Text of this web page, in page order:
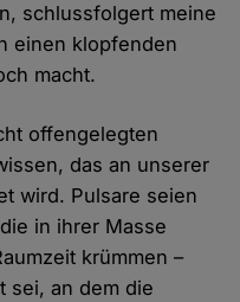
schlussfolgert meine
einen klopfenden
macht.
offengelegten
das an unserer
wird. Pulsare seien
in ihrer Masse
krümmen –
sei, an dem die